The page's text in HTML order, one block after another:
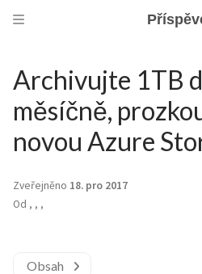
Archivujte 1TB
měsíčně,
novou Azure
Zveřejněno 18. pro 2017
Od , , ,
Obsah